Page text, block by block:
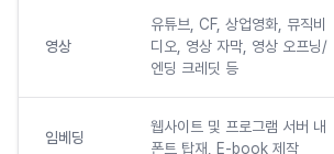
영상
유튜브, CF, 상업영화, 뮤직비
디오, 영상 자막, 영상 오프닝/
엔딩 크레딧 등
임베딩
웹사이트 및 프로그램 서버 내
폰트 탑재, E-book 제작